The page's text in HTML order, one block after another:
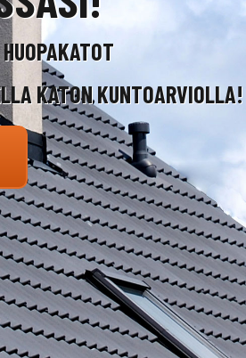
KATON KUNTOARVIOLLA!